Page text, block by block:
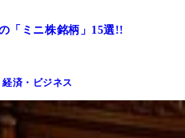
「ミニ株銘柄」15選!!
経済・ビジネス